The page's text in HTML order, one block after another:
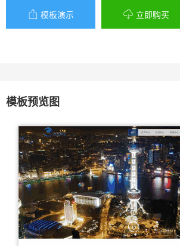
 模板演示  立即购买
模板预览图